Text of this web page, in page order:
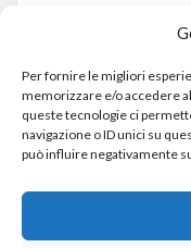
Per fornire le migliori
memorizzare e/o accedere
queste tecnologie ci
navigazione o ID unici su
può influire negativamente